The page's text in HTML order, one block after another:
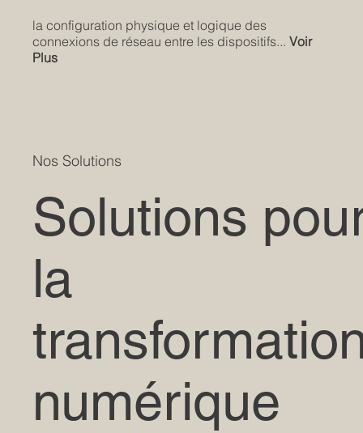
la configuration physique et logique des
connexions de réseau entre les dispositifs... Voir
Plus
Nos Solutions
Solutions
la
numérique